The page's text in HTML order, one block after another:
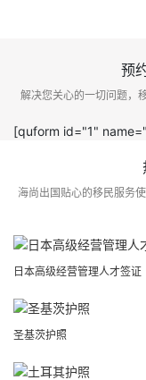
预
解决您关心的一切问题，
[quform id="1"
海尚出国贴心的移民服务
日本高级经营管理人才签证
圣基茨护照